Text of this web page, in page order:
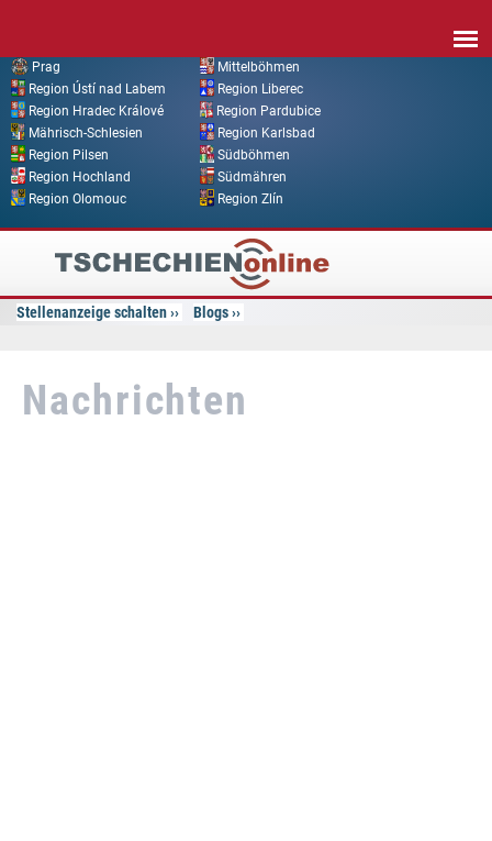
Prag
Mittelböhmen
Region Ústí nad Labem
Region Liberec
Region Hradec Králové
Region Pardubice
Mährisch-Schlesien
Region Karlsbad
Region Pilsen
Südböhmen
Region Hochland
Südmähren
Region Olomouc
Region Zlín
Tschechien
Online
Stellenanzeige schalten Blogs
Nachrichten